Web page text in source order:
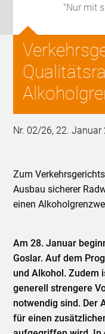
"Nur mit
Nr. 02/26, 22. Januar
Zum
Ausbau sicherer
einen
Am 28. Januar
Goslar. Auf dem
und Alkohol. Zudem
generell strengere
notwendig sind. Der
für einen